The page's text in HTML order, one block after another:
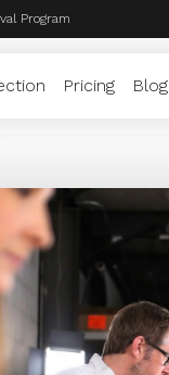
Program
Pricing Blog